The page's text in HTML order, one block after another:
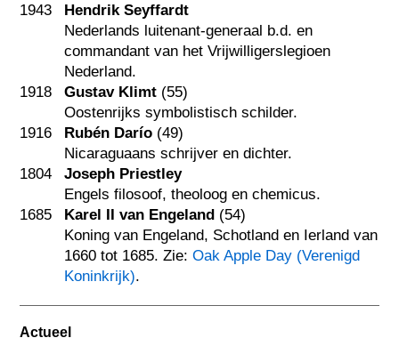
1943
Hendrik Seyffardt
Nederlands luitenant-generaal b.d. en
commandant van het Vrijwilligerslegioen
Nederland.
1918
Gustav Klimt (55)
Oostenrijks symbolistisch schilder.
1916
Rubén Darío (49)
Nicaraguaans schrijver en dichter.
1804
Joseph Priestley
Engels filosoof, theoloog en chemicus.
1685
Karel II van Engeland (54)
Koning van Engeland, Schotland en Ierland van
1660 tot 1685. Zie:Oak Apple Day (Verenigd
Koninkrijk).
Actueel